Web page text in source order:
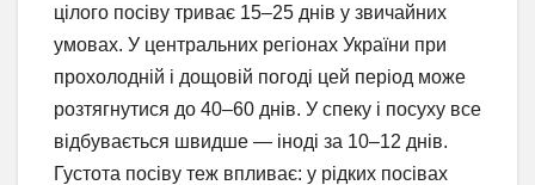
цілого посіву триває 15–25 днів у звичайних
умовах. У центральних регіонах України при
прохолодній і дощовій погоді цей період може
розтягнутися до 40–60 днів. У спеку і посуху все
відбувається швидше — іноді за 10–12 днів.
Густота посіву теж впливає: у рідких посівах